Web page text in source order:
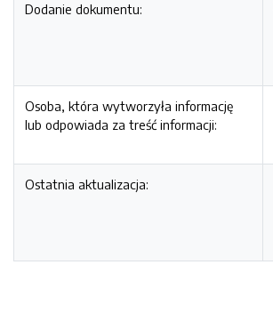
Dodanie dokumentu:
Osoba, która wytworzyła informację
lub odpowiada za treść informacji:
Ostatnia aktualizacja: